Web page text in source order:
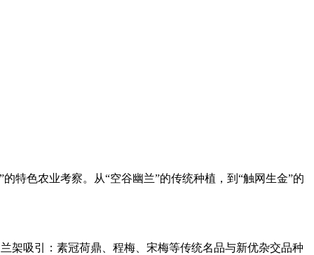
特色农业考察。从“空谷幽兰”的传统种植，到“触网生金”的
架吸引：素冠荷鼎、程梅、宋梅等传统名品与新优杂交品种